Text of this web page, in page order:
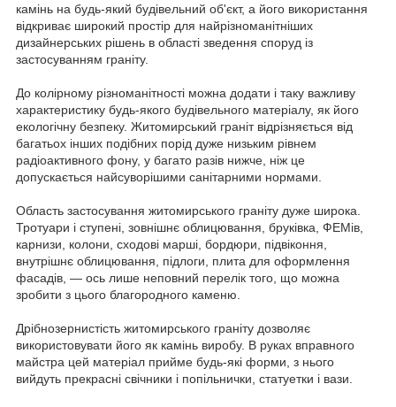
камінь на будь-який будівельний об'єкт, а його використання
відкриває широкий простір для найрізноманітніших
дизайнерських рішень в області зведення споруд із
застосуванням граніту.
До колірному різноманітності можна додати і таку важливу
характеристику будь-якого будівельного матеріалу, як його
екологічну безпеку. Житомирський граніт відрізняється від
багатьох інших подібних порід дуже низьким рівнем
радіоактивного фону, у багато разів нижче, ніж це
допускається найсуворішими санітарними нормами.
Область застосування житомирського граніту дуже широка.
Тротуари і ступені, зовнішнє облицювання, бруківка, ФЕМів,
карнизи, колони, сходові марші, бордюри, підвіконня,
внутрішнє облицювання, підлоги, плита для оформлення
фасадів, ― ось лише неповний перелік того, що можна
зробити з цього благородного каменю.
Дрібнозернистість житомирського граніту дозволяє
використовувати його як камінь виробу. В руках вправного
майстра цей матеріал прийме будь-які форми, з нього
вийдуть прекрасні свічники і попільнички, статуетки і вази.